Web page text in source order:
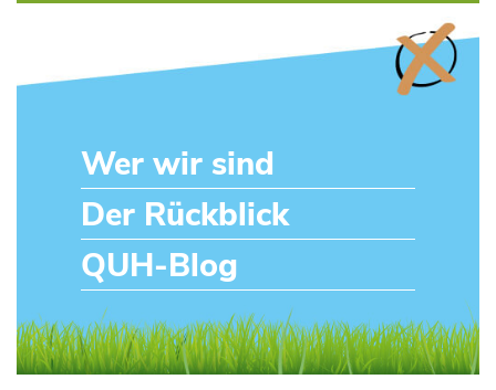
Wer wir sind
Der Rückblick
QUH-Blog